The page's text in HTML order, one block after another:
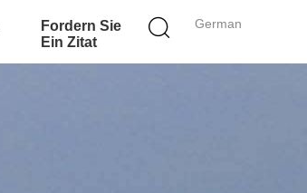
German
Fordern Sie
Ein Zitat